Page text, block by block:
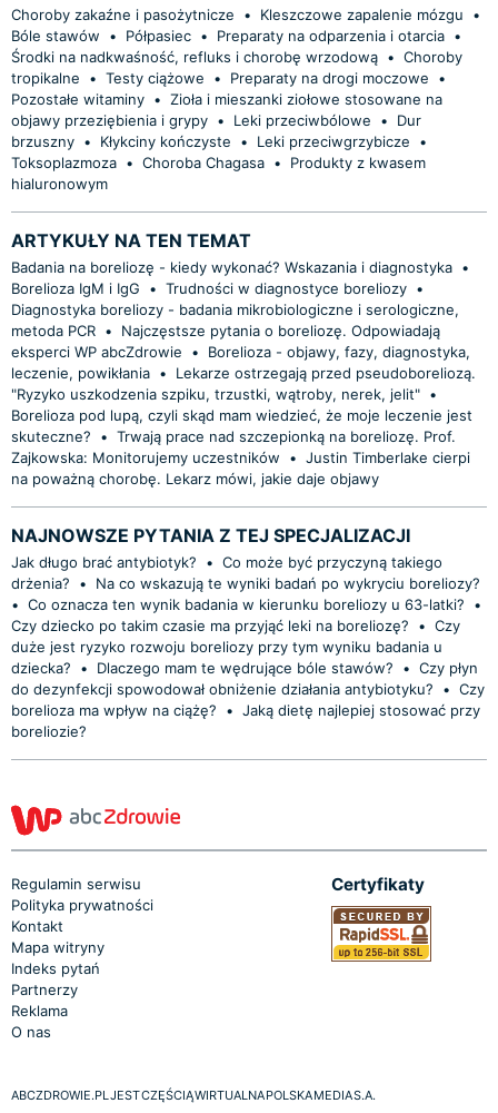
Choroby zakaźne i pasożytnicze • Kleszczowe zapalenie mózgu
•
Bóle stawów
• Półpasiec • Preparaty na odparzenia i otarcia •
Środki na nadkwaśność, refluks i chorobę wrzodową • Choroby
tropikalne
• Testy ciążowe • Preparaty na drogi moczowe
•
Pozostałe witaminy • Zioła i mieszanki ziołowe stosowane na
objawy przeziębienia i grypy • Leki przeciwbólowe •
Dur
brzuszny • Kłykciny kończyste • Leki przeciwgrzybicze
•
Toksoplazmoza • Choroba Chagasa •
Produkty z kwasem
hialuronowym
ARTYKUŁY NA TEN TEMAT
Badania na boreliozę - kiedy wykonać? Wskazania i diagnostyka •
Borelioza IgM i IgG
• Trudności w diagnostyce boreliozy •
Diagnostyka boreliozy - badania mikrobiologiczne i serologiczne,
metoda PCR •
Najczęstsze pytania o boreliozę. Odpowiadają
eksperci WP abcZdrowie
•
Borelioza - objawy, fazy, diagnostyka,
leczenie, powikłania •
Lekarze ostrzegają przed pseudoboreliozą.
"Ryzyko uszkodzenia szpiku, trzustki, wątroby, nerek, jelit" •
Borelioza pod lupą, czyli skąd mam wiedzieć, że moje leczenie jest
skuteczne?
• Trwają prace nad szczepionką na boreliozę. Prof.
Zajkowska: Monitorujemy uczestników
• Justin Timberlake cierpi
na poważną chorobę. Lekarz mówi, jakie daje objawy
NAJNOWSZE PYTANIA Z TEJ SPECJALIZACJI
Jak długo brać antybiotyk? • Co może być przyczyną takiego
drżenia?
•
Na co wskazują te wyniki badań po wykryciu boreliozy?
• Co oznacza ten wynik badania w kierunku boreliozy u 63-latki?
•
Czy dziecko po takim czasie ma przyjąć leki na boreliozę?
• Czy
duże jest ryzyko rozwoju boreliozy przy tym wyniku badania u
dziecka?
• Dlaczego mam te wędrujące bóle stawów? • Czy płyn
do dezynfekcji spowodował obniżenie działania antybiotyku?
• Czy
borelioza ma wpływ na ciążę?
• Jaką dietę najlepiej stosować przy
boreliozie?
Regulamin serwisu
Polityka prywatności
Kontakt
Mapa witryny
Indeks pytań
Partnerzy
Reklama
O nas
Certyfikaty
ABCZDROWIE.PL JEST CZĘŚCIĄ WIRTUALNA POLSKA MEDIA S.A.